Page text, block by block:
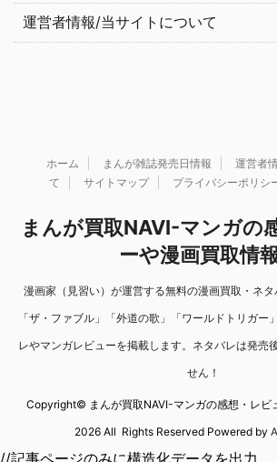
運営者情報/当サイトについて
ホーム まんが雑誌発売日情報
運営者
て
サイトマップ プライバシーポリシ
まんが買取NAVI-マンガの
ーや漫画買取情
漫画家（見習い）が運営する無料の漫画買取・ネタ
「ザ・ファブル」「外道の歌」「ワールドトリガー
レやマンガレビューを掲載します。ネタバレは発売
せん！
Copyright© まんが買取NAVI-マンガの感想・レビ
2026 All Rights Reserved Powered by
//記事ページのみに構造化データを出力